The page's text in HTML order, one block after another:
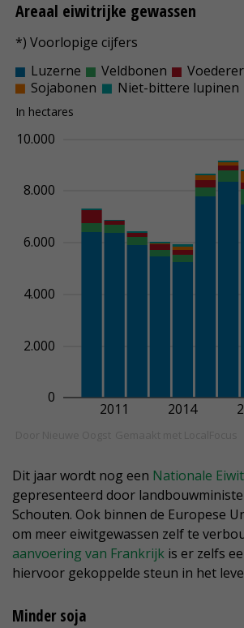
Dit jaar wordt nog een Nationale
gepresenteerd door
Schouten. Ook binnen de Europese
om meer eiwitgewassen zelf te
aanvoering van Frankrijk is er zelfs
hiervoor gekoppelde steun in het
Minder soja